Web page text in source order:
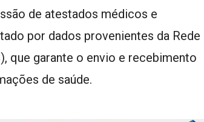
de atestados médicos e
por dados provenientes da Rede
que garante o envio e recebimento
de saúde.